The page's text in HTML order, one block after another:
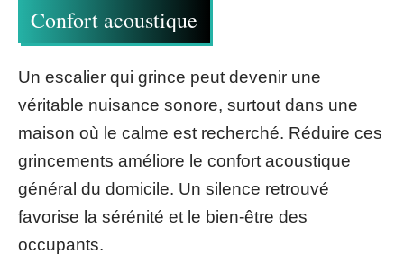
Confort acoustique
Un escalier qui grince peut devenir une
véritable nuisance sonore, surtout dans une
maison où le calme est recherché. Réduire ces
grincements améliore le confort acoustique
général du domicile. Un silence retrouvé
favorise la sérénité et le bien-être des
occupants.